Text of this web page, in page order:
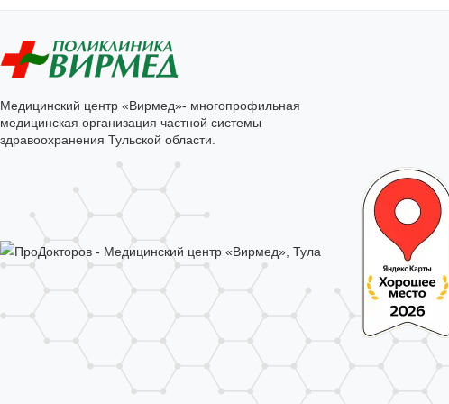
Медицинский центр «Вирмед»- многопрофильная
медицинская организация частной системы
здравоохранения Тульской области.